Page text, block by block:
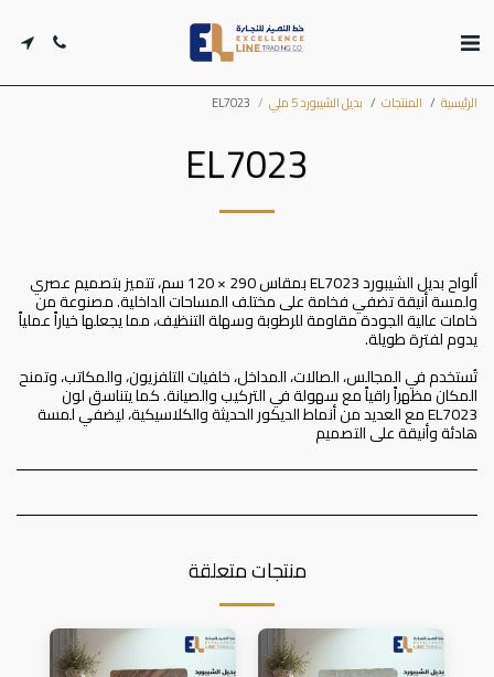
الرئيسية المنتجات بديل الشيبورد 5 ملي EL7023
EL7023
ألواح بديل الشيبورد EL7023 بمقاس 290 × 120 سم، تتميز بتصميم عصري
ولمسة أنيقة تضفي فخامة على مختلف المساحات الداخلية. مصنوعة من
خامات عالية الجودة مقاومة للرطوبة وسهلة التنظيف، مما يجعلها خياراً عملياً
تُستخدم في المجالس، الصالات، المداخل، خلفيات التلفزيون، والمكاتب، وتمنح
المكان مظهراً راقياً مع سهولة في التركيب والصيانة. كما يتناسق لون
EL7023 مع العديد من أنماط الديكور الحديثة والكلاسيكية، ليضفي لمسة
هادئة وأنيقة على التصميم
منتجات متعلقة